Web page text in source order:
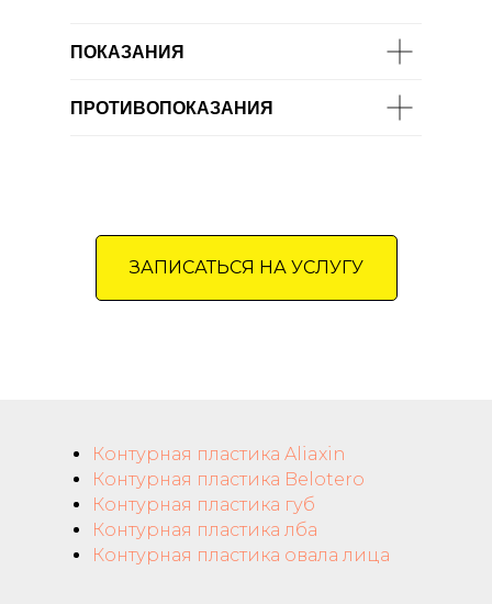
ПОКАЗАНИЯ
ПРОТИВОПОКАЗАНИЯ
ЗАПИСАТЬСЯ НА УСЛУГУ
Контурная пластика Aliaxin
Контурная пластика Belotero
Контурная пластика губ
Контурная пластика лба
Контурная пластика овала лица